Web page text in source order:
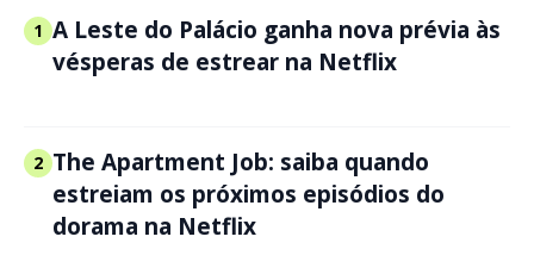
1 A Leste do Palácio ganha nova prévia às
vésperas de estrear na Netflix
2 The Apartment Job: saiba quando
estreiam os próximos episódios do
dorama na Netflix